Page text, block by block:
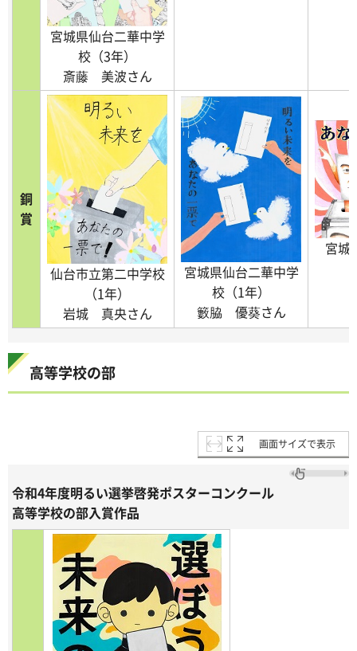
宮城県仙台二華中学
校（3年）
斎藤 美波さん
銅
賞
仙台市立第二中学校
（1年）
岩城 真央さん
宮城県仙台二華中学
校（1年）
籔脇 優葵さん
宮城
高等学校の部
画面サイズで表示
令和4年度明るい選挙啓発ポスターコンクール
高等学校の部入賞作品